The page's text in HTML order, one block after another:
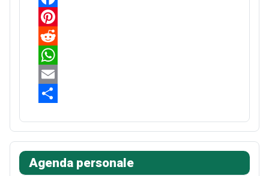
F
a
c
e
b
o
k
P
n
r
e
s
R
e
d
i
t
W
h
t
s
A
E
a
i
l
h
a
r
Agenda personale